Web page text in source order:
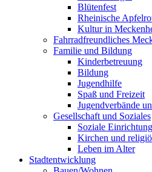
Blütenfest
Rheinische
Kultur in
Fahrradfreundliches
Familie und Bildung
Kinderbetreuung
Bildung
Jugendhilfe
Spaß und Freizeit
Jugendverbände
Gesellschaft und Soziales
Soziale
Kirchen und
Leben im Alter
Stadtentwicklung